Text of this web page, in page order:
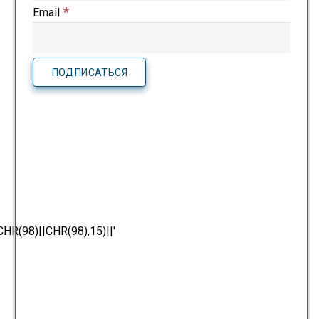
Email*